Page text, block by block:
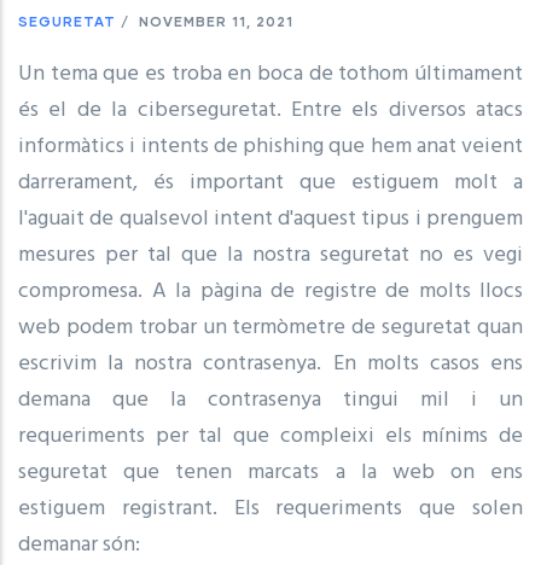
SEGURETAT / NOVEMBER 11, 2021
Un tema que es troba en boca de tothom últimament
és el de la ciberseguretat. Entre els diversos atacs
informàtics i intents de phishing que hem anat veient
darrerament, és important que estiguem molt a
l'aguait de qualsevol intent d'aquest tipus i prenguem
mesures per tal que la nostra seguretat no es vegi
compromesa. A la pàgina de registre de molts llocs
web podem trobar un termòmetre de seguretat quan
escrivim la nostra contrasenya. En molts casos ens
demana que la contrasenya tingui mil i un
requeriments per tal que compleixi els mínims de
seguretat que tenen marcats a la web on ens
estiguem registrant. Els requeriments que solen
demanar són: